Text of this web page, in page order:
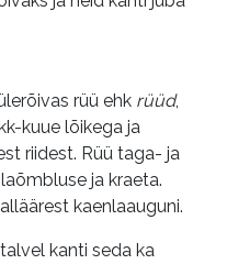
rüü ehk rüüd,
kuue lõikega ja
riidest. Rüü taga- ja
ja kraeta.
kaenlaauguni.
kanti seda ka